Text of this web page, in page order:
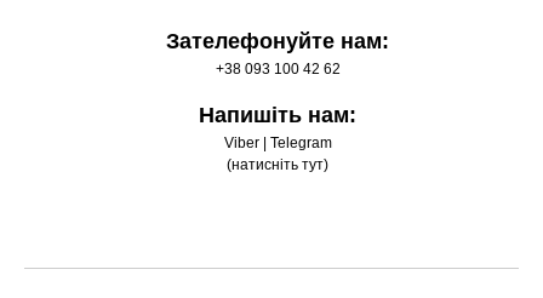
Зателефонуйте нам:
+38 093 100 42 62
Напишіть нам:
Viber | Telegram
(натисніть тут)